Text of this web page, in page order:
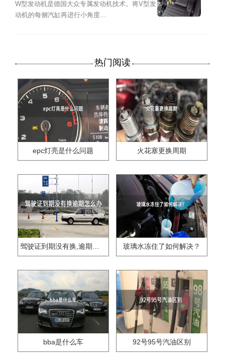
W型发动机是德国大众专属发动机技术。将V型发
动机的每侧汽缸再进行小角度...
热门阅读
epc灯亮是什么问题 火花塞更换周期
驾驶证到期没有换,逾期怎么办?? 玻璃水冻住了如何解决？
bba是什么车 92号95号汽油区别